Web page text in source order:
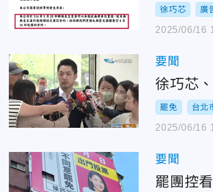
徐巧芯 廣
2025/06/16
要聞
徐巧芯
罷免 台北
2025/06/16
要聞
罷團控